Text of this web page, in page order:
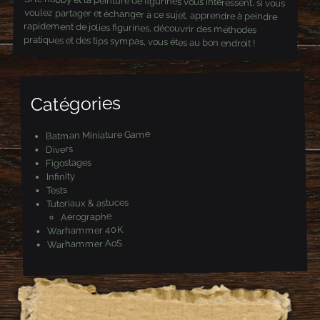
pratiques et des tips sympas, vous êtes au bon endroit !
Catégories
Batman Miniature Game
Divers
Figostages
Infinity
Tests
Tutoriaux & astuces
Aérographe
Warhammer 40K
Warhammer AoS